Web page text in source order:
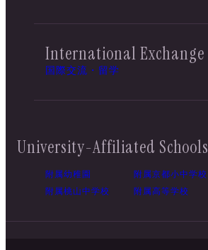
International Exchange
国際交流・留学
University-Affiliated Schools
附属幼稚園 附属京都小中学校
附属桃山中学校
附属高等学校